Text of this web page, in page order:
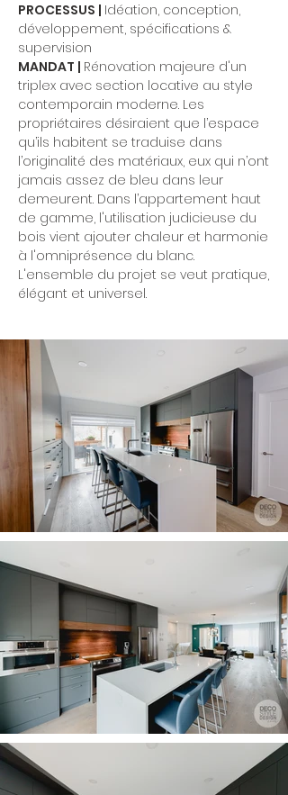
PROCESSUS | Idéation, conception,
développement, spécifications &
supervision
MANDAT | Rénovation majeure d'un
triplex avec section locative au style
contemporain moderne. Les
propriétaires désiraient que l’espace
qu’ils habitent se traduise dans
l’originalité des matériaux, eux qui n’ont
jamais assez de bleu dans leur
demeurent. Dans l’appartement haut
de gamme, l'utilisation judicieuse du
bois vient ajouter chaleur et harmonie
à l'omniprésence du blanc.
L'ensemble du projet se veut pratique,
élégant et universel.